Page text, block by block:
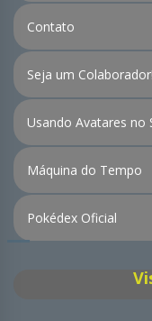
Contato
Seja um Colaborador!
Usando Avatares no
Máquina do Tempo
Pokédex Oficial